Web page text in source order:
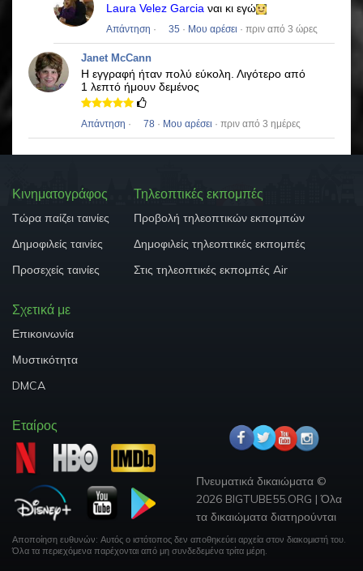
Laura Velez Garcia ναι κι εγώ
Απάντηση · 35 · Μου αρέσει · πριν από 3 ώρες
Janet McCann
Η εγγραφή ήταν πολύ εύκολη. Λιγότερο από
1 λεπτό ήμουν δεμένος
Απάντηση · 78 · Μου αρέσει · πριν από 3 ημέρες
Κινηματογράφος
Τώρα παίζει ταινίες
Δημοφιλείς ταινίες
Προσεχείς ταινίες
Τηλεοπτικές εκπομπές
Προβολή τηλεοπτικών εκπομπών
Δημοφιλείς τηλεοπτικές εκπομπές
Στις τηλεοπτικές εκπομπές Air
Σχετικά με
Επικοινωνία
Μυστικότητα
DMCA
Εταίρος
Πνευματικά δικαιώματα ©
2026 BIGTUBE55.ORG |Όλα
τα δικαιώματα διατηρούνται
Αποποίηση ευθυνών: Αυτός ο ιστότοπος δεν αποθηκεύει αρχεία στον διακομιστή του.
Όλα τα περιεχόμενα παρέχονται από μη συνδεδεμένα τρίτα μέρη.